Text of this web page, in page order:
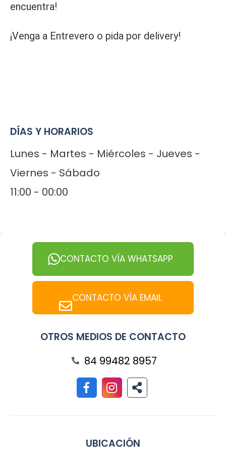
encuentra!
¡Venga a Entrevero o pida por delivery!
DÍAS Y HORARIOS
Lunes - Martes - Miércoles - Jueves -
Viernes - Sábado
11:00 - 00:00
CONTACTO VÍA WHATSAPP
CONTACTO VÍA EMAIL
OTROS MEDIOS DE CONTACTO
84 99482 8957
UBICACIÓN